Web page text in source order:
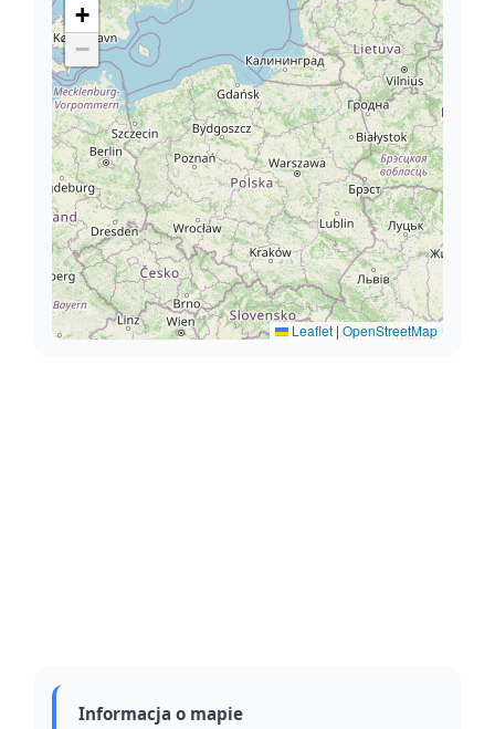
+
−
Leaflet | OpenStreetMap
Informacja o mapie